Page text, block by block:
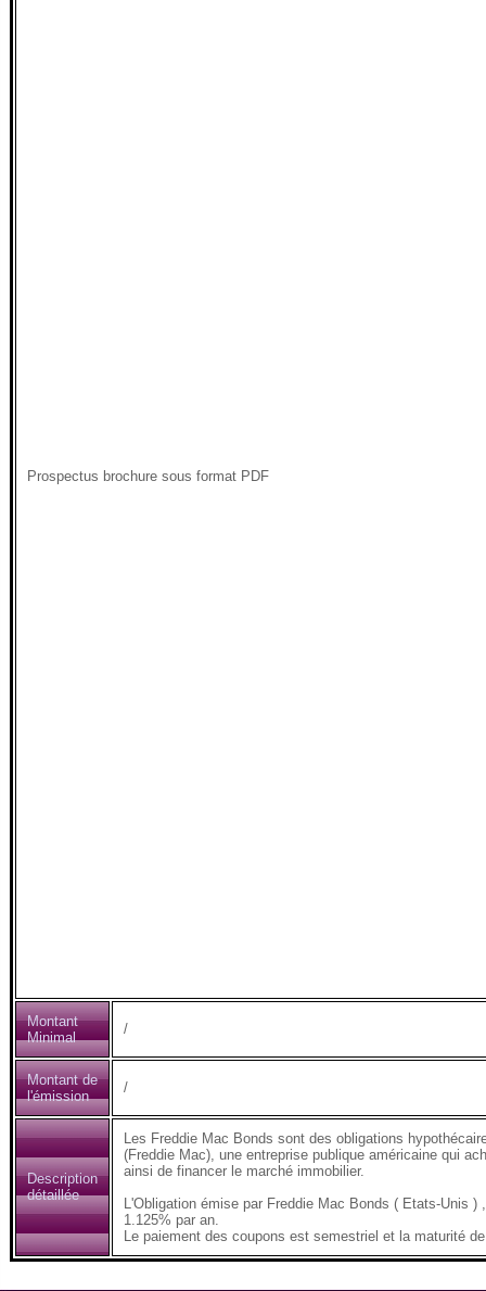
Prospectus brochure sous format PDF
Montant
Minimal
/
Montant de
l'émission
/
Description
détaillée
Les Freddie Mac Bonds sont des obligations
(Freddie Mac), une entreprise publique américaine qui
ainsi de financer le marché immobilier.
L'Obligation émise par Freddie Mac Bonds ( Etats-Unis
1.125% par an.
Le paiement des coupons est semestriel et la maturité